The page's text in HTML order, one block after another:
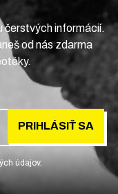
čerstvých informácií.
od nás zdarma
PRIHLÁSIŤ SA
údajov.